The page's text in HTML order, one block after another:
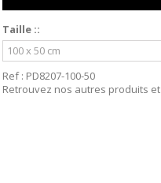
Taille ::
Ref : PD8207-100-50
Retrouvez nos autres produits et